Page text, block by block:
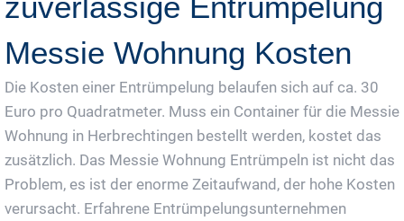
zuverlässige Entrümpelung
Messie Wohnung Kosten
Die Kosten einer Entrümpelung belaufen sich auf ca. 30
Euro pro Quadratmeter. Muss ein Container für die Messie
Wohnung in Herbrechtingen bestellt werden, kostet das
zusätzlich. Das Messie Wohnung Entrümpeln ist nicht das
Problem, es ist der enorme Zeitaufwand, der hohe Kosten
verursacht. Erfahrene Entrümpelungsunternehmen